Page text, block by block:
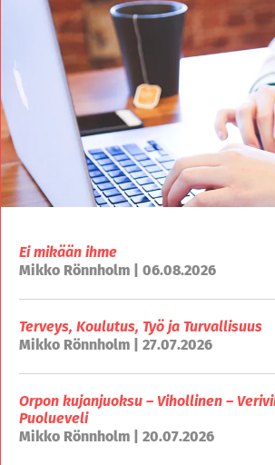
Ei mikään ihme
Mikko Rönnholm | 06.08.2026
Terveys, Koulutus, Työ ja Turvallisuus
Mikko Rönnholm | 27.07.2026
Orpon kujanjuoksu – Vihollinen –
Puolueveli
Mikko Rönnholm | 20.07.2026